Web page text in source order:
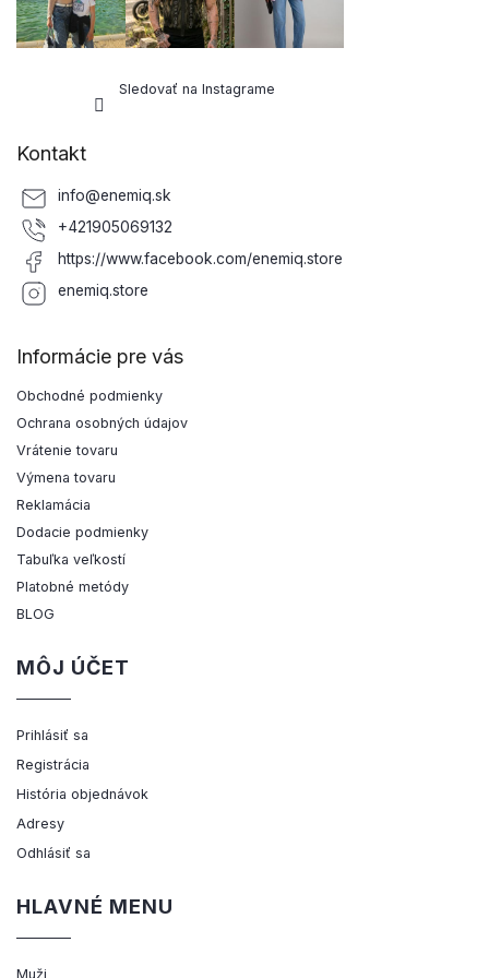
Sledovať na Instagrame
Kontakt
info@enemiq.sk
+421905069132
https://www.facebook.com/enemiq.store
enemiq.store
Informácie pre vás
Obchodné podmienky
Ochrana osobných údajov
Vrátenie tovaru
Výmena tovaru
Reklamácia
Dodacie podmienky
Tabuľka veľkostí
Platobné metódy
BLOG
MÔJ ÚČET
Prihlásiť sa
Registrácia
História objednávok
Adresy
Odhlásiť sa
HLAVNÉ MENU
Muži